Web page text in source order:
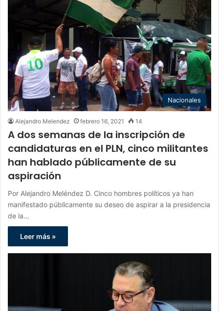
Nacionales
Alejandro Melendez febrero 16, 2021 14
A dos semanas de la inscripción de
candidaturas en el PLN, cinco militantes
han hablado públicamente de su
aspiración
Por Alejandro Meléndez D. Cinco hombres políticos ya han
manifestado públicamente su deseo de aspirar a la presidencia
de la…
Leer más »